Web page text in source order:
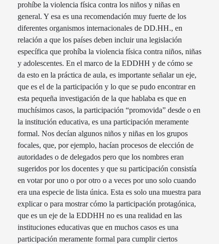
prohíbe la violencia física contra los niños y niñas en
general. Y esa es una recomendación muy fuerte de los
diferentes organismos internacionales de DD.HH., en
relación a que los países deben incluir una legislación
específica que prohíba la violencia física contra niños, niñas
y adolescentes. En el marco de la EDDHH y de cómo se
da esto en la práctica de aula, es importante señalar un eje,
que es el de la participación y lo que se pudo encontrar en
esta pequeña investigación de la que hablaba es que en
muchísimos casos, la participación “promovida” desde o en
la institución educativa, es una participación meramente
formal. Nos decían algunos niños y niñas en los grupos
focales, que, por ejemplo, hacían procesos de elección de
autoridades o de delegados pero que los nombres eran
sugeridos por los docentes y que su participación consistía
en votar por uno o por otro o a veces por uno solo cuando
era una especie de lista única. Esta es solo una muestra para
explicar o para mostrar cómo la participación protagónica,
que es un eje de la EDDHH no es una realidad en las
instituciones educativas que en muchos casos es una
participación meramente formal para cumplir ciertos